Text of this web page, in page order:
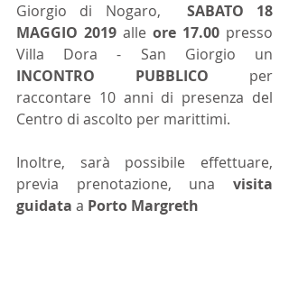
Giorgio di Nogaro,
SABATO 18
MAGGIO 2019 alle ore 17.00 presso
INCONTRO PUBBLICO per
raccontare 10 anni di presenza del
Centro di ascolto per marittimi.
Inoltre, sarà possibile effettuare,
previa prenotazione, una visita
guidata a Porto Margreth